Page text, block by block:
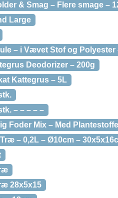
& Smag – Flere smage –
Large
– i Vævet Stof og Polyester
Deodorizer – 200g
Kattegrus – 5L
– – – – –
Foder Mix – Med
– 0,2L – Ø10cm –
28x5x15